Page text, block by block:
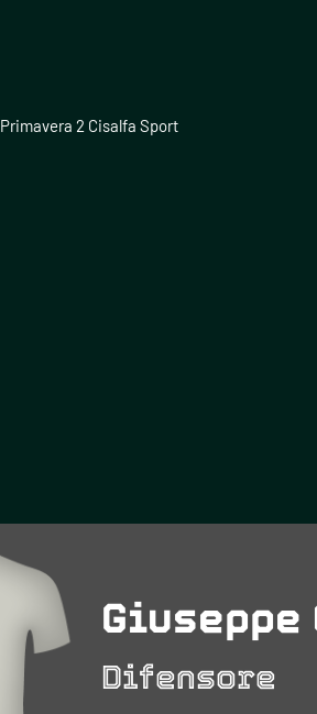
Primavera 2 Cisalfa Sport
Giuseppe
Difensore